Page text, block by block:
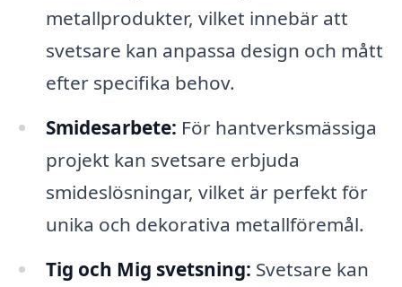
metallprodukter, vilket innebär att
svetsare kan anpassa design och mått
efter specifika behov.
Smidesarbete: För hantverksmässiga
projekt kan svetsare erbjuda
smideslösningar, vilket är perfekt för
unika och dekorativa metallföremål.
Tig och Mig svetsning: Svetsare kan